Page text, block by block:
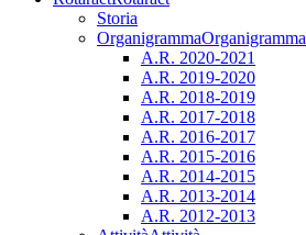
Storia
OrganigrammaOrganigramma
A.R. 2020-2021
A.R. 2019-2020
A.R. 2018-2019
A.R. 2017-2018
A.R. 2016-2017
A.R. 2015-2016
A.R. 2014-2015
A.R. 2013-2014
A.R. 2012-2013